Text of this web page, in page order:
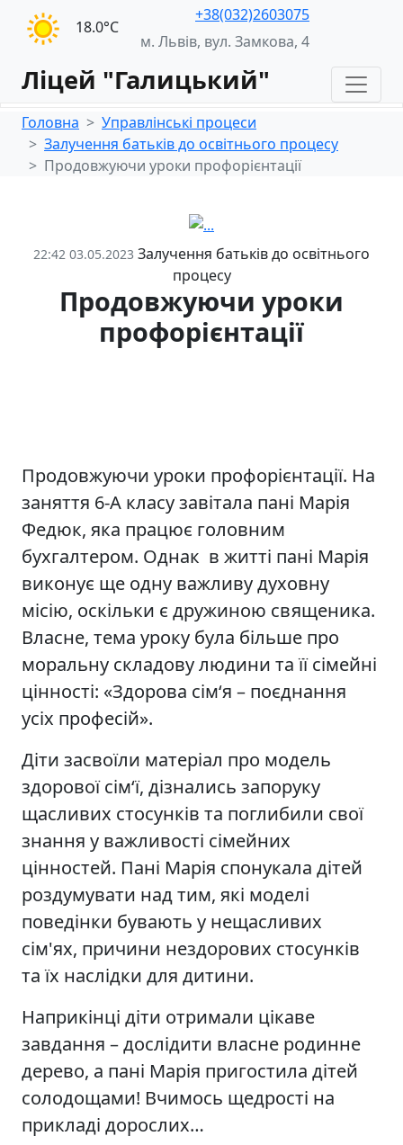
18.0°С
+38(032)2603075
м. Львів, вул. Замкова, 4
Ліцей "Галицький"
Головна
Управлінські процеси
Залучення батьків до освітнього процесу
Продовжуючи уроки профорієнтації
22:42 03.05.2023 Залучення батьків до освітнього
процесу
Продовжуючи уроки
профорієнтації
Продовжуючи уроки профорієнтації. На
заняття 6-А класу завітала пані Марія
Федюк, яка працює головним
бухгалтером. Однак в житті пані Марія
виконує ще одну важливу духовну
місію, оскільки є дружиною священика.
Власне, тема уроку була більше про
моральну складову людини та її сімейні
цінності: «Здорова сім‘я – поєднання
усіх професій».
Діти засвоїли матеріал про модель
здорової сім‘ї, дізнались запоруку
щасливих стосунків та поглибили свої
знання у важливості сімейних
цінностей. Пані Марія спонукала дітей
роздумувати над тим, які моделі
поведінки бувають у нещасливих
сім'ях, причини нездорових стосунків
та їх наслідки для дитини.
Наприкінці діти отримали цікаве
завдання – дослідити власне родинне
дерево, а пані Марія пригостила дітей
солодощами! Вчимось щедрості на
прикладі дорослих…